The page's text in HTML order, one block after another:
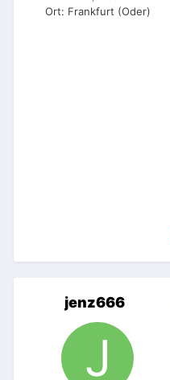
Ort: Frankfurt (Oder)
jenz666